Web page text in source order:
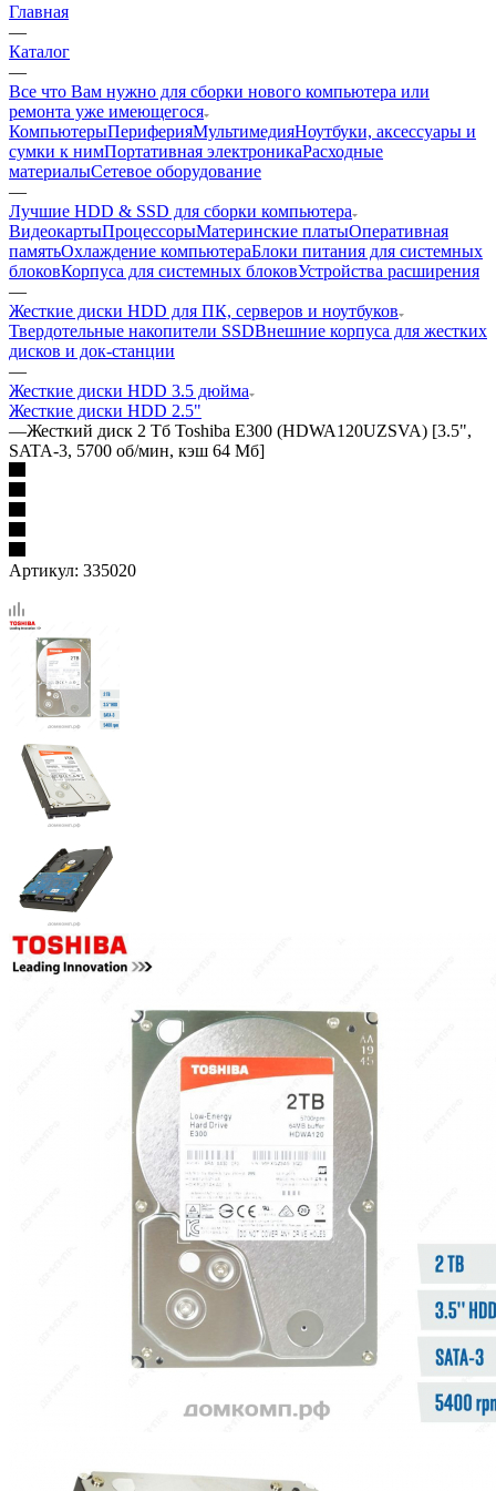
Главная
—
Каталог
—
Все что Вам нужно для сборки нового компьютера или
ремонта уже имеющегося
КомпьютерыПериферияМультимедияНоутбуки, аксессуары и
сумки к нимПортативная электроникаРасходные
материалыСетевое оборудование
—
Лучшие HDD & SSD для сборки компьютера
ВидеокартыПроцессорыМатеринские платыОперативная
памятьОхлаждение компьютераБлоки питания для системных
блоковКорпуса для системных блоковУстройства расширения
—
Жесткие диски HDD для ПК, серверов и ноутбуков
Твердотельные накопители SSDВнешние корпуса для жестких
дисков и док-станции
—
Жесткие диски HDD 3.5 дюйма
Жесткие диски HDD 2.5"
—Жесткий диск 2 Тб Toshiba E300 (HDWA120UZSVA) [3.5",
SATA-3, 5700 об/мин, кэш 64 Мб]
Артикул: 335020